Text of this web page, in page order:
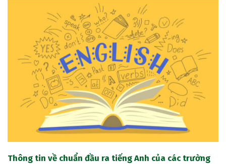
Thông tin về chuẩn đầu ra tiếng Anh của các trường